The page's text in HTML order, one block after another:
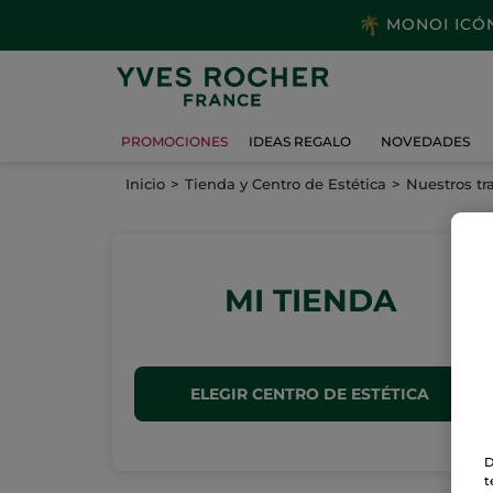
MONOI
PROMOCIONES IDEAS REGALO NOVEDADES
Inicio Tienda y Centro de Estética Nuestros
MI TIENDA
ELEGIR CENTRO DE ESTÉTICA